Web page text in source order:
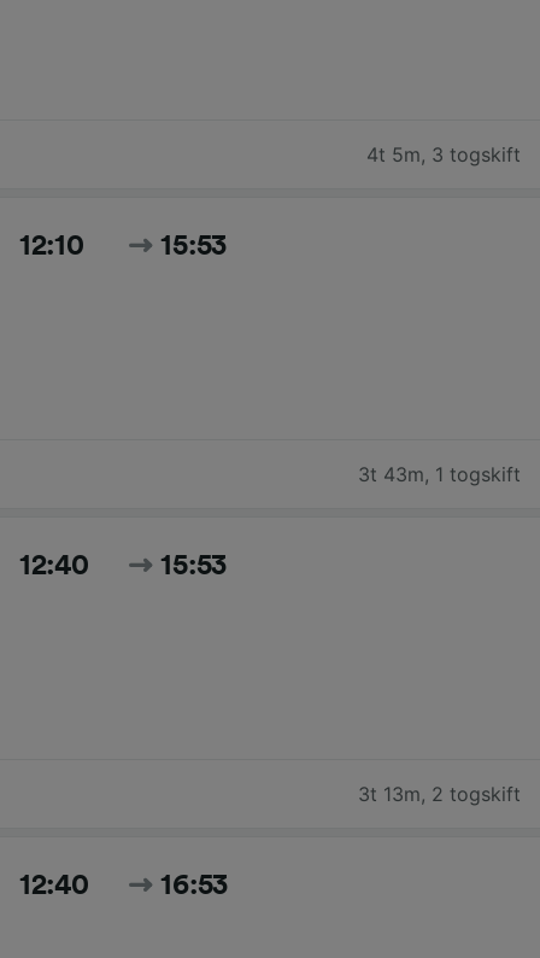
4t 5m, 3 togskift
12:10 15:53
3t 43m, 1 togskift
12:40 15:53
3t 13m, 2 togskift
12:40 16:53